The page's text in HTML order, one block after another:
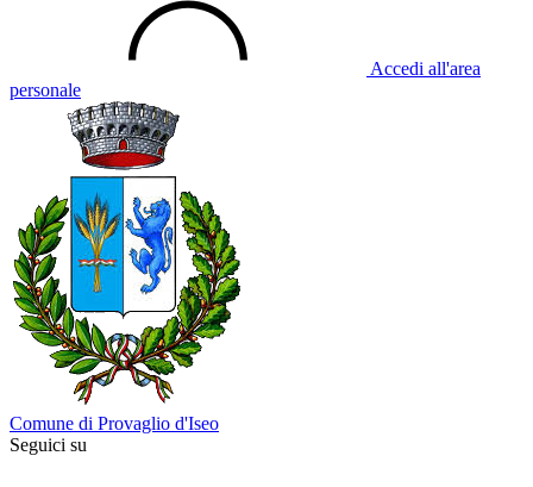
Accedi all'area
personale
Comune di Provaglio d'Iseo
Seguici su